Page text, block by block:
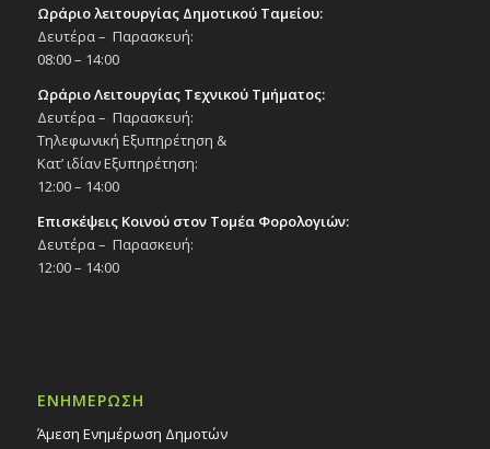
Ωράριο λειτουργίας Δημοτικού Ταμείου:
Δευτέρα – Παρασκευή:
08:00 – 14:00
Ωράριο Λειτουργίας Τεχνικού Τμήματος:
Δευτέρα – Παρασκευή:
Τηλεφωνική Εξυπηρέτηση &
Κατ’ ιδίαν Εξυπηρέτηση:
12:00 – 14:00
Επισκέψεις Κοινού στον Τομέα Φορολογιών:
Δευτέρα – Παρασκευή:
12:00 – 14:00
ΕΝΗΜΕΡΩΣΗ
Άμεση Ενημέρωση Δημοτών